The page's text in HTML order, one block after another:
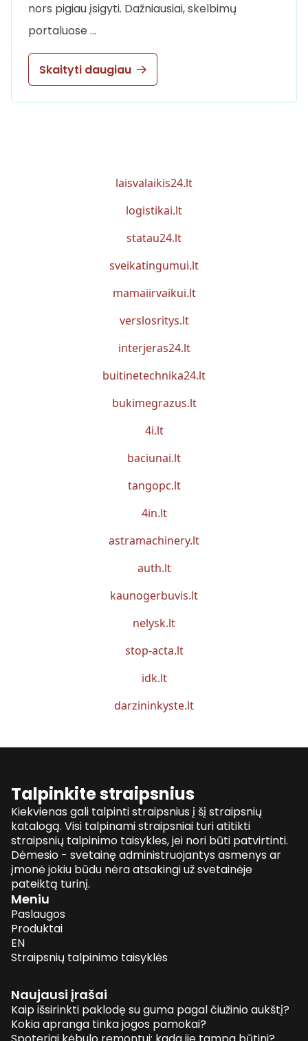
nors pigiau įsigyti. Dažniausiai, skelbimų
portaluose …
Skaityti daugiau
laisvalaikis24.lt
logistikai.lt
statau24.lt
sveikatingumui.lt
mamaiirvaikui.lt
verslosritys.lt
interjeras24.lt
buitinetechnika24.lt
bukimegrazus.lt
4i.lt
baciunai.lt
tangopc.lt
4in.lt
astramachinery.lt
auth.lt
kaunogerbuvis.lt
nelysk.lt
stop-acta.lt
idk.lt
darzininkyste.lt
Talpinkite straipsnius
Kiekvienas gali talpinti straipsnius į šį straipsnių
katalogą. Visi talpinami straipsniai turi atitikti
straipsnių talpinimo taisykles, jei nori būti patvirtinti.
Dėmesio - svetainę administruojantys asmenys ar
įmonė jokiu būdu nėra atsakingi už svetainėje
pateiktą turinį.
Meniu
Paslaugos
Produktai
EN
Straipsnių talpinimo taisyklės
Naujausi įrašai
Kaip išsirinkti paklodę su guma pagal čiužinio aukštį?
Kokia apranga tinka jogos pamokai?